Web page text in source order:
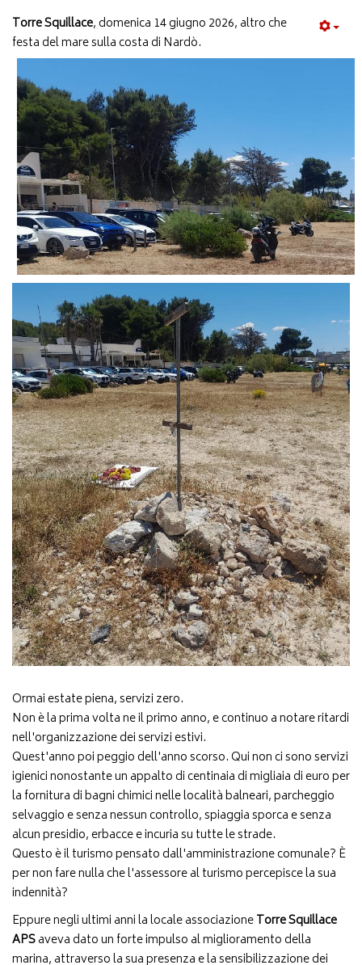
Torre Squillace, domenica 14 giugno 2026, altro che
festa del mare sulla costa di Nardò.
Ormai estate piena, servizi zero.
Non è la prima volta ne il primo anno, e continuo a notare ritardi
nell'organizzazione dei servizi estivi.
Quest'anno poi peggio dell'anno scorso. Qui non ci sono servizi
igienici nonostante un appalto di centinaia di migliaia di euro per
la fornitura di bagni chimici nelle località balneari, parcheggio
selvaggio e senza nessun controllo, spiaggia sporca e senza
alcun presidio, erbacce e incuria su tutte le strade.
Questo è il turismo pensato dall'amministrazione comunale? È
per non fare nulla che l'assessore al turismo percepisce la sua
indennità?
Eppure negli ultimi anni la locale associazioneTorre Squillace
APSaveva dato un forte impulso al miglioramento della
marina, attraverso la sua presenza e la sensibilizzazione dei